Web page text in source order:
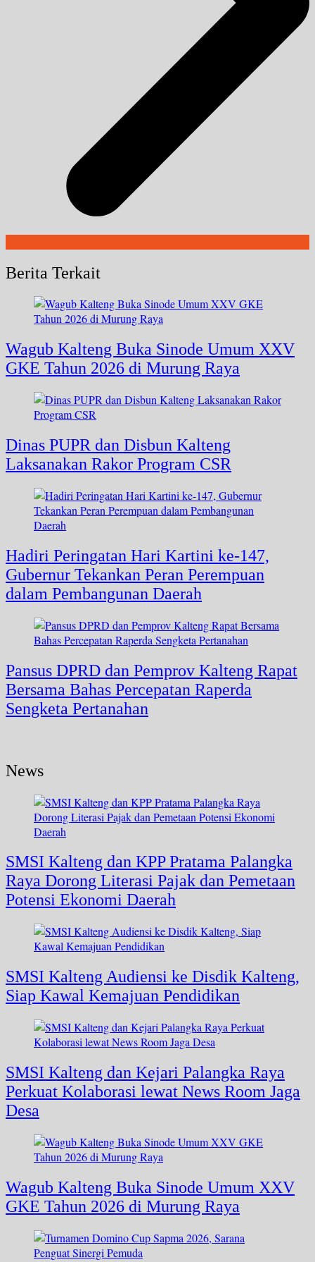
Berita Terkait
Wagub Kalteng Buka Sinode Umum XXV
GKE Tahun 2026 di Murung Raya
Dinas PUPR dan Disbun Kalteng
Laksanakan Rakor Program CSR
Hadiri Peringatan Hari Kartini ke-147,
Gubernur Tekankan Peran Perempuan
dalam Pembangunan Daerah
Pansus DPRD dan Pemprov Kalteng Rapat
Bersama Bahas Percepatan Raperda
Sengketa Pertanahan
News
SMSI Kalteng dan KPP Pratama Palangka
Raya Dorong Literasi Pajak dan Pemetaan
Potensi Ekonomi Daerah
SMSI Kalteng Audiensi ke Disdik Kalteng,
Siap Kawal Kemajuan Pendidikan
SMSI Kalteng dan Kejari Palangka Raya
Perkuat Kolaborasi lewat News Room Jaga
Desa
Wagub Kalteng Buka Sinode Umum XXV
GKE Tahun 2026 di Murung Raya